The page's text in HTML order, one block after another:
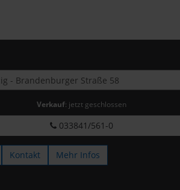
Verkauf: jetzt geschlossen
033841/561-0
Kontakt Mehr Infos